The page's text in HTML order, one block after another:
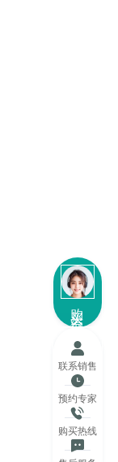
购买咨询
联系销售
预约专家
购买热线